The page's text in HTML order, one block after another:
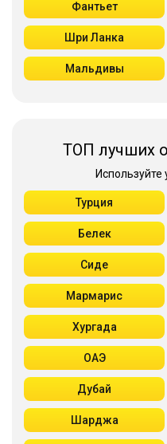
Фантьет
Шри Ланка
Мальдивы
ТОП лучших
Турция
Белек
Сиде
Мармарис
Хургада
ОАЭ
Дубай
Шарджа